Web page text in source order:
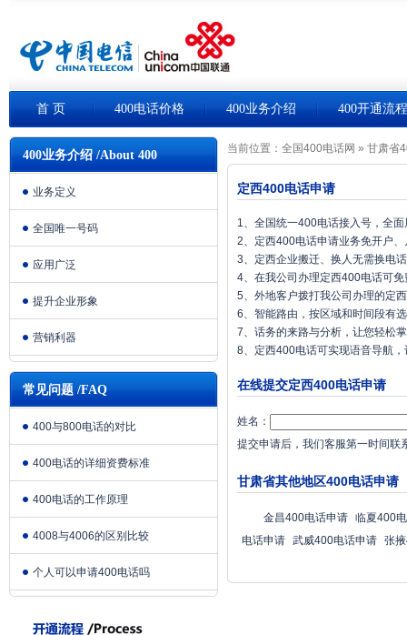
首 页 400电话价格 400业务介绍 400开通流程
400业务介绍 /About 400
业务定义
全国唯一号码
应用广泛
提升企业形象
营销利器
常见问题 /FAQ
400与800电话的对比
400电话的详细资费标准
400电话的工作原理
4008与4006的区别比较
个人可以申请400电话吗
当前位置： 全国400电话网 » 甘肃省
定西400电话申请
1、全国统一400电话接入号，全
2、定西400电话申请业务免开户
3、定西企业搬迁、换人无需换电
4、在我公司办理定西400电话可
5、外地客户拨打我公司办理的定
6、智能路由，按区域和时间段有
7、话务的来路与分析，让您轻松
8、定西400电话可实现语音导航
在线提交定西400电话申请
姓名：
提交申请后，我们客服第一时间联
甘肃省其他地区400电话申请
金昌400电话申请 临夏400
电话申请 武威400电话申请 张